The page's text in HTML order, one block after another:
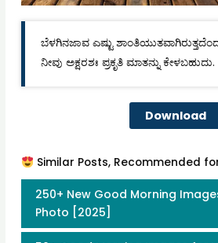
ಬೆಳಗಿನಜಾವ ಎಷ್ಟು
ನೀವು ಅಕ್ಷರಶಃ ಪ್ರಕೃತಿ ಮಾತನ್ನು ಕೇಳಬಹುದು.
Download
Similar Posts, Recommended
250+ New Good Morning
Photo [2025]